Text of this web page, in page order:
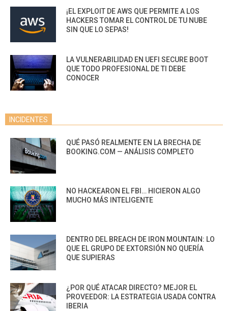
¡EL EXPLOIT DE AWS QUE PERMITE A LOS
HACKERS TOMAR EL CONTROL DE TU NUBE
SIN QUE LO SEPAS!
LA VULNERABILIDAD EN UEFI SECURE BOOT
QUE TODO PROFESIONAL DE TI DEBE
CONOCER
INCIDENTES
QUÉ PASÓ REALMENTE EN LA BRECHA DE
BOOKING.COM — ANÁLISIS COMPLETO
NO HACKEARON EL FBI… HICIERON ALGO
MUCHO MÁS INTELIGENTE
DENTRO DEL BREACH DE IRON MOUNTAIN: LO
QUE EL GRUPO DE EXTORSIÓN NO QUERÍA
QUE SUPIERAS
¿POR QUÉ ATACAR DIRECTO? MEJOR EL
PROVEEDOR: LA ESTRATEGIA USADA CONTRA
IBERIA